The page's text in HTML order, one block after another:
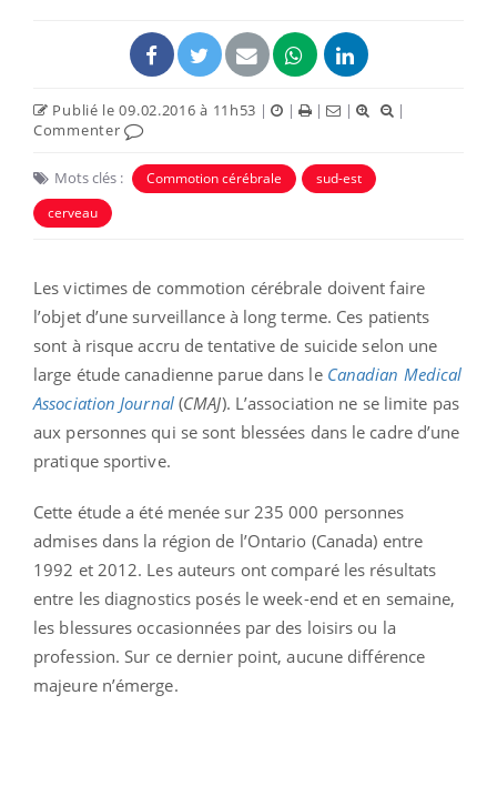
Publié le 09.02.2016 à 11h53 | | | |
|
Commenter
Mots clés : Commotion cérébrale
sud-est
cerveau
Les victimes de commotion cérébrale doivent faire
l’objet d’une surveillance à long terme. Ces patients
sont à risque accru de tentative de suicide selon une
large étude canadienne parue dans le Canadian Medical
Association Journal(CMAJ). L’association ne se limite pas
aux personnes qui se sont blessées dans le cadre d’une
pratique sportive.
Cette étude a été menée sur 235 000 personnes
admises dans la région de l’Ontario (Canada) entre
1992 et 2012. Les auteurs ont comparé les résultats
entre les diagnostics posés le week-end et en semaine,
les blessures occasionnées par des loisirs ou la
profession. Sur ce dernier point, aucune différence
majeure n’émerge.